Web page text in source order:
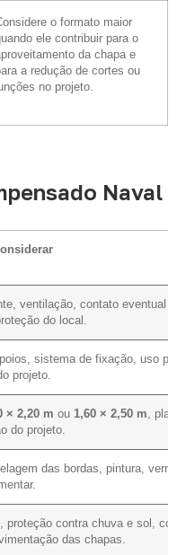
o formato maior
ele contribuir para o
da chapa e
a redução de cortes ou
no projeto.
Naval
ventilação, contato eventual
do local.
sistema de fixação, uso
projeto.
× 2,20 m ou 1,60 × 2,50 m, plano
do projeto.
das bordas, pintura, verniz
proteção contra chuva e sol,
das chapas.